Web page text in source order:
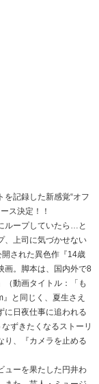
記録した新感覚“オフ
ス決定！！
ループしていたら…と
、上司に気づかせない
開された異色作『14歳
画。脚本は、国内外で8
（動画タイトル：「も
と同じく、夏生さえ
に日夜仕事に追われる
ずきたくなるストーリ
り、『カメラを止める
ューを果たした円井わ